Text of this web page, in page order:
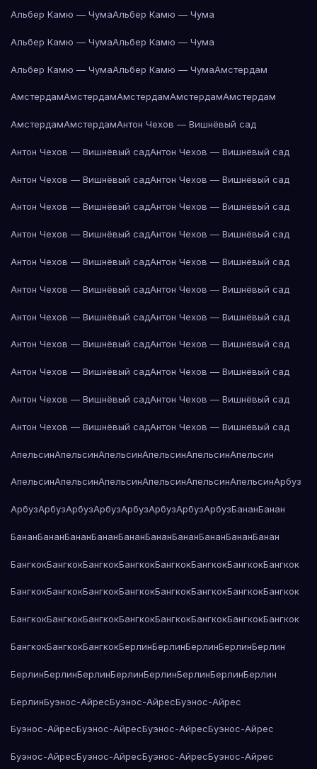
Альбер Камю — ЧумаАльбер Камю — Чума
Альбер Камю — ЧумаАльбер Камю — Чума
Альбер Камю — ЧумаАльбер Камю — ЧумаАмстердам
АмстердамАмстердамАмстердамАмстердамАмстердам
АмстердамАмстердамАнтон Чехов — Вишнёвый сад
Антон Чехов — Вишнёвый садАнтон Чехов — Вишнёвый сад
Антон Чехов — Вишнёвый садАнтон Чехов — Вишнёвый сад
Антон Чехов — Вишнёвый садАнтон Чехов — Вишнёвый сад
Антон Чехов — Вишнёвый садАнтон Чехов — Вишнёвый сад
Антон Чехов — Вишнёвый садАнтон Чехов — Вишнёвый сад
Антон Чехов — Вишнёвый садАнтон Чехов — Вишнёвый сад
Антон Чехов — Вишнёвый садАнтон Чехов — Вишнёвый сад
Антон Чехов — Вишнёвый садАнтон Чехов — Вишнёвый сад
Антон Чехов — Вишнёвый садАнтон Чехов — Вишнёвый сад
Антон Чехов — Вишнёвый садАнтон Чехов — Вишнёвый сад
Антон Чехов — Вишнёвый садАнтон Чехов — Вишнёвый сад
АпельсинАпельсинАпельсинАпельсинАпельсинАпельсин
АпельсинАпельсинАпельсинАпельсинАпельсинАпельсинАрбуз
АрбузАрбузАрбузАрбузАрбузАрбузАрбузАрбузБананБанан
БананБананБананБананБананБананБананБананБананБанан
БангкокБангкокБангкокБангкокБангкокБангкокБангкокБангкок
БангкокБангкокБангкокБангкокБангкокБангкокБангкокБангкок
БангкокБангкокБангкокБангкокБангкокБангкокБангкокБангкок
БангкокБангкокБангкокБерлинБерлинБерлинБерлинБерлин
БерлинБерлинБерлинБерлинБерлинБерлинБерлинБерлин
БерлинБуэнос-АйресБуэнос-АйресБуэнос-Айрес
Буэнос-АйресБуэнос-АйресБуэнос-АйресБуэнос-Айрес
Буэнос-АйресБуэнос-АйресБуэнос-АйресБуэнос-Айрес